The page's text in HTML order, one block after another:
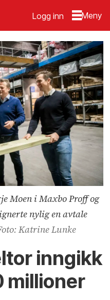
Logg inn
Moen i Maxbo Proff og
nylig en avtale
Katrine Lunke
inngikk
millioner